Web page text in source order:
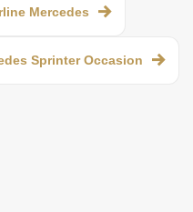
Mercedes
Sprinter Occasion